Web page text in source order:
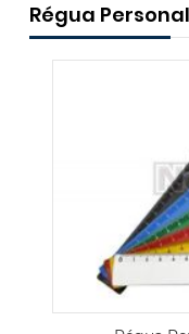
Régua